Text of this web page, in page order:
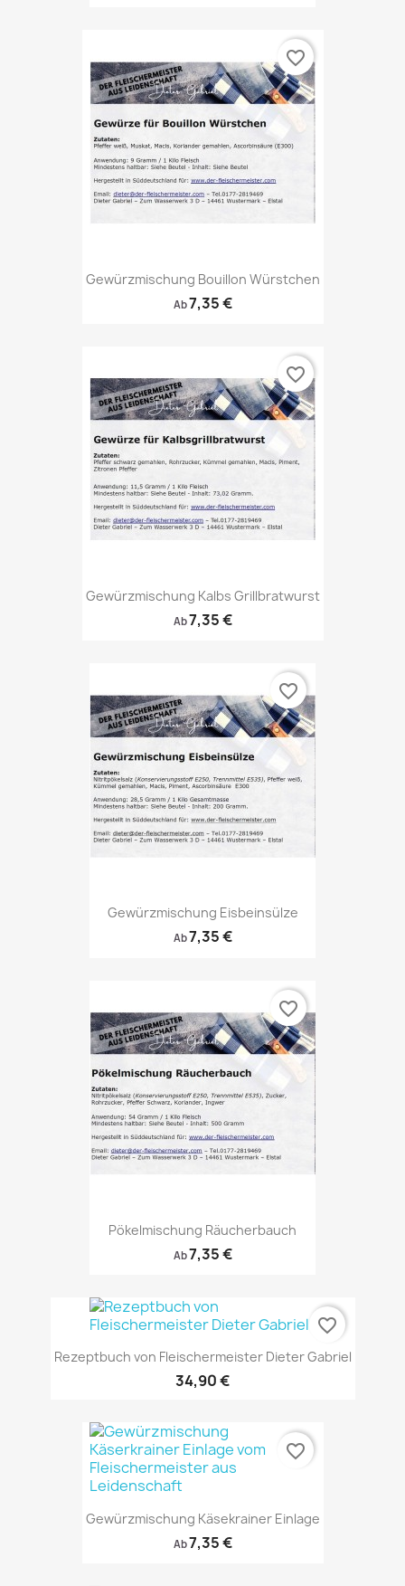
Gewürzmischung Bouillon Würstchen
Ab7,35 €
favorite_border
Gewürzmischung Kalbs Grillbratwurst
Ab7,35 €
favorite_border
Gewürzmischung Eisbeinsülze
Ab7,35 €
favorite_border
Pökelmischung Räucherbauch
Ab7,35 €
favorite_border
Rezeptbuch von Fleischermeister Dieter Gabriel
34,90 €
favorite_border
Gewürzmischung Käsekrainer Einlage
Ab7,35 €
favorite_border